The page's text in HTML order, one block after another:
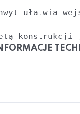
ułatwia
konstrukcji